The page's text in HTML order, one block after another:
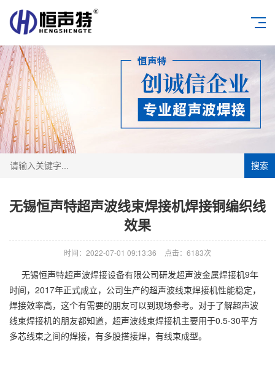
搜索
无锡恒声特超声波线束焊接机焊接铜编织线
效果
时间：2022-07-01 09:13:36 点击：6183次
无锡恒声特超声波焊接设备有限公司研发超声波金属焊接机9年
时间，2017年正式成立，公司生产的超声波线束焊接机性能稳定，
焊接效率高，这个有需要的朋友可以到现场参考。对于了解超声波
线束焊接机的朋友都知道，超声波线束焊接机主要用于0.5-30平方
多芯线束之间的焊接，有多股搭接焊，有线束成型。